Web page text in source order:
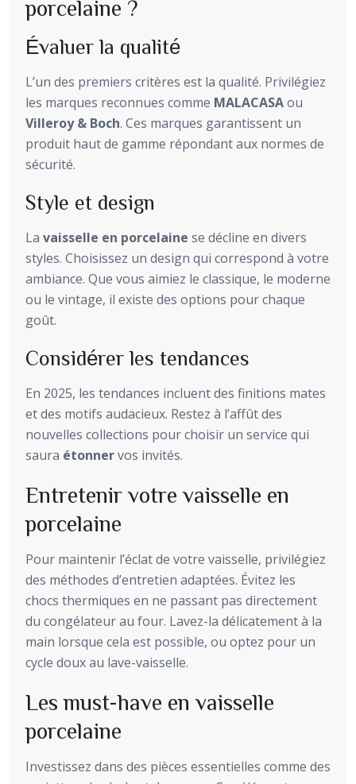
porcelaine ?
Évaluer la qualité
L’un des premiers critères est la qualité. Privilégiez
les marques reconnues comme MALACASAou
Villeroy & Boch. Ces marques garantissent un
produit haut de gamme répondant aux normes de
sécurité.
Style et design
La vaisselle en porcelaine se décline en divers
styles. Choisissez un design qui correspond à votre
ambiance. Que vous aimiez le classique, le moderne
ou le vintage, il existe des options pour chaque
goût.
Considérer les tendances
En 2025, les tendances incluent des finitions mates
et des motifs audacieux. Restez à l’affût des
nouvelles collections pour choisir un service qui
saura étonnervos invités.
Entretenir votre vaisselle en
porcelaine
Pour maintenir l’éclat de votre vaisselle, privilégiez
des méthodes d’entretien adaptées. Évitez les
chocs thermiques en ne passant pas directement
du congélateur au four. Lavez-la délicatement à la
main lorsque cela est possible, ou optez pour un
cycle doux au lave-vaisselle.
Les must-have en vaisselle
porcelaine
Investissez dans des pièces essentielles comme des